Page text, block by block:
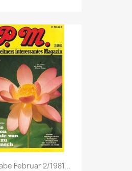
Vorschau
Februar 2/1981...